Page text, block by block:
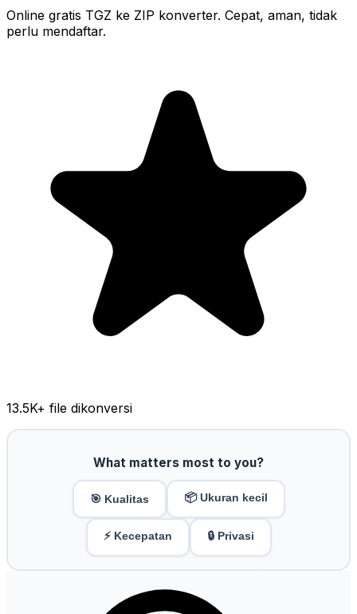
Online gratis TGZ ke ZIP konverter. Cepat, aman, tidak
perlu mendaftar.
13.5K+ file dikonversi
What matters most to you?
🎯 Kualitas 📦 Ukuran kecil
⚡ Kecepatan 🔒 Privasi